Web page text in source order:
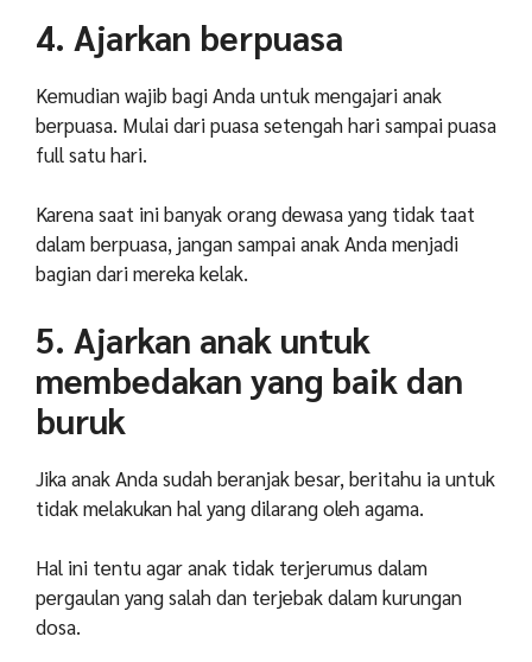
4. Ajarkan berpuasa
Kemudian wajib bagi Anda untuk mengajari anak
berpuasa. Mulai dari puasa setengah hari sampai puasa
full satu hari.
Karena saat ini banyak orang dewasa yang tidak taat
dalam berpuasa, jangan sampai anak Anda menjadi
bagian dari mereka kelak.
5. Ajarkan anak untuk
membedakan yang baik dan
buruk
Jika anak Anda sudah beranjak besar, beritahu ia untuk
tidak melakukan hal yang dilarang oleh agama.
Hal ini tentu agar anak tidak terjerumus dalam
pergaulan yang salah dan terjebak dalam kurungan
dosa.